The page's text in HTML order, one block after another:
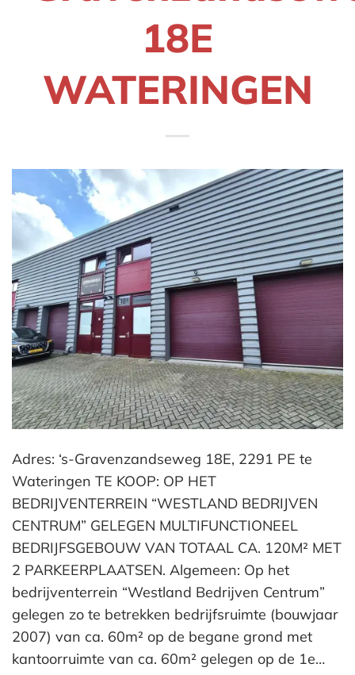
18E
WATERINGEN
Adres: ‘s-Gravenzandseweg 18E, 2291 PE te
Wateringen TE KOOP: OP HET
BEDRIJVENTERREIN “WESTLAND BEDRIJVEN
CENTRUM” GELEGEN MULTIFUNCTIONEEL
BEDRIJFSGEBOUW VAN TOTAAL CA. 120M² MET
2 PARKEERPLAATSEN. Algemeen: Op het
bedrijventerrein “Westland Bedrijven Centrum”
gelegen zo te betrekken bedrijfsruimte (bouwjaar
2007) van ca. 60m² op de begane grond met
kantoorruimte van ca. 60m² gelegen op de 1e…